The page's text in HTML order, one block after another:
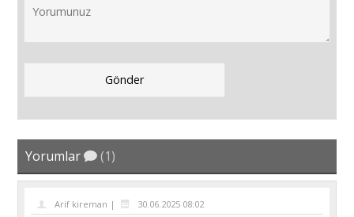
Yorumlar (1)
Arif kireman | 30.06.2025 08:02